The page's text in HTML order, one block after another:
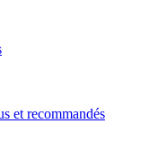
et recommandés